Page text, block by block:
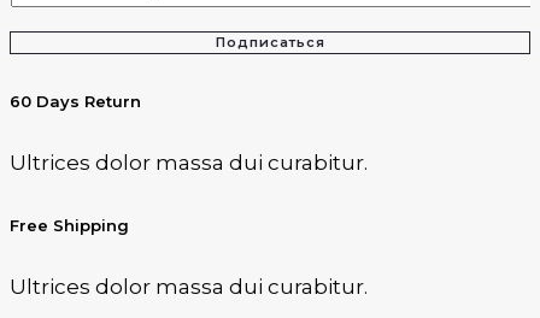
Подписаться
60 Days Return
Ultrices dolor massa dui curabitur.
Free Shipping
Ultrices dolor massa dui curabitur.